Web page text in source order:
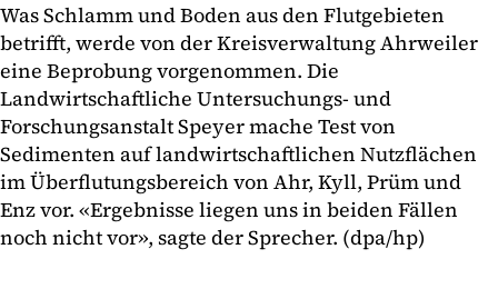
Was Schlamm und Boden aus den Flutgebieten
betrifft, werde von der Kreisverwaltung Ahrweiler
eine Beprobung vorgenommen. Die
Landwirtschaftliche Untersuchungs- und
Forschungsanstalt Speyer mache Test von
Sedimenten auf landwirtschaftlichen Nutzflächen
im Überflutungsbereich von Ahr, Kyll, Prüm und
Enz vor. «Ergebnisse liegen uns in beiden Fällen
noch nicht vor», sagte der Sprecher. (dpa/hp)